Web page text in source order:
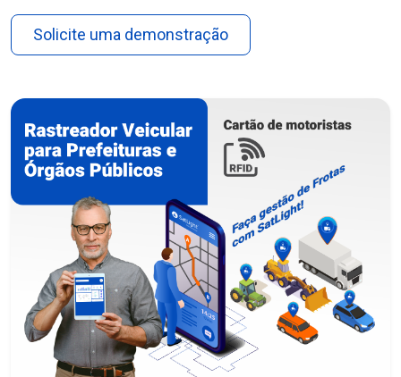
Solicite uma demonstração